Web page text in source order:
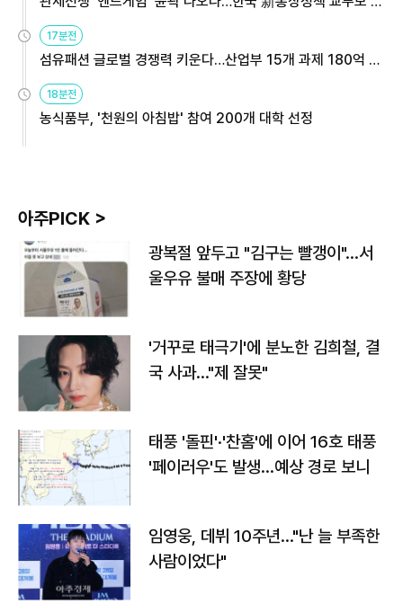
용해야
17분전
섬유패션 글로벌 경쟁력 키운다…산업부 15개 과제 180억 지
원
18분전
농식품부, '천원의 아침밥' 참여 200개 대학 선정
아주PICK >
광복절 앞두고 "김구는 빨갱이"…서
울우유 불매 주장에 황당
'거꾸로 태극기'에 분노한 김희철, 결
국 사과…"제 잘못"
태풍 '돌핀'·'찬홈'에 이어 16호 태풍
'페이러우'도 발생…예상 경로 보니
임영웅, 데뷔 10주년…"난 늘 부족한
사람이었다"